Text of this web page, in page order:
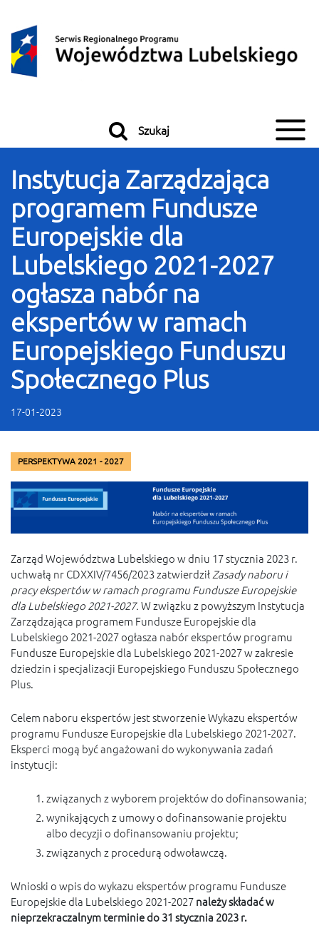
Przeskocz do treści
Przeskocz do menu
Szukaj
Instytucja Zarządzająca
programem Fundusze
Europejskie dla
Lubelskiego 2021-2027
ogłasza nabór na
ekspertów w ramach
Europejskiego Funduszu
Społecznego Plus
17-01-2023
PERSPEKTYWA 2021 - 2027
Zarząd Województwa Lubelskiego w dniu 17 stycznia 2023 r.
uchwałą nr CDXXIV/7456/2023zatwierdził Zasady naboru i
pracy ekspertów w ramach programu Fundusze Europejskie
dla Lubelskiego 2021-2027. W związku z powyższym Instytucja
Zarządzająca programem Fundusze Europejskie dla
Lubelskiego 2021-2027 ogłasza nabór ekspertów programu
Fundusze Europejskie dla Lubelskiego 2021-2027 w zakresie
dziedzin i specjalizacji Europejskiego Funduszu Społecznego
Plus.
Celem naboru ekspertów jest stworzenie Wykazu ekspertów
programu Fundusze Europejskie dla Lubelskiego 2021-2027.
Eksperci mogą być angażowani do wykonywania zadań
instytucji:
związanych z wyborem projektów do dofinansowania;
wynikających z umowy o dofinansowanie projektu
albo decyzji o dofinansowaniu projektu;
związanych z procedurą odwoławczą.
Wnioski o wpis do wykazu ekspertów programu Fundusze
Europejskie dla Lubelskiego 2021-2027 należy składać w
nieprzekraczalnym terminie do 31 stycznia 2023 r.